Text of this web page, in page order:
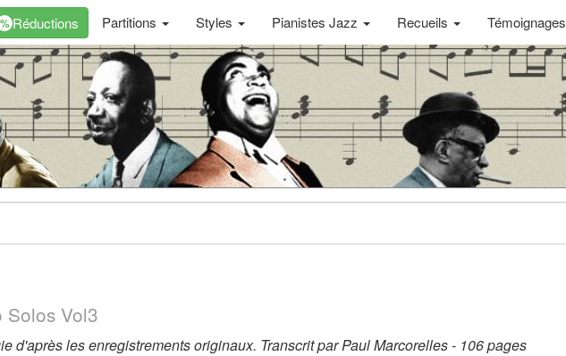
% Réductions Partitions Styles Pianistes Jazz Recueils Témoignages
Solos Vol3
d'après les enregistrements originaux. Transcrit par Paul Marcorelles - 106 pages